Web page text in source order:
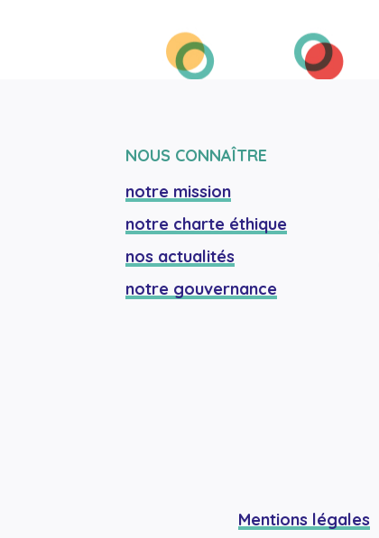
NOUS CONNAÎTRE
notre mission
notre charte éthique
nos actualités
notre gouvernance
Mentions légales